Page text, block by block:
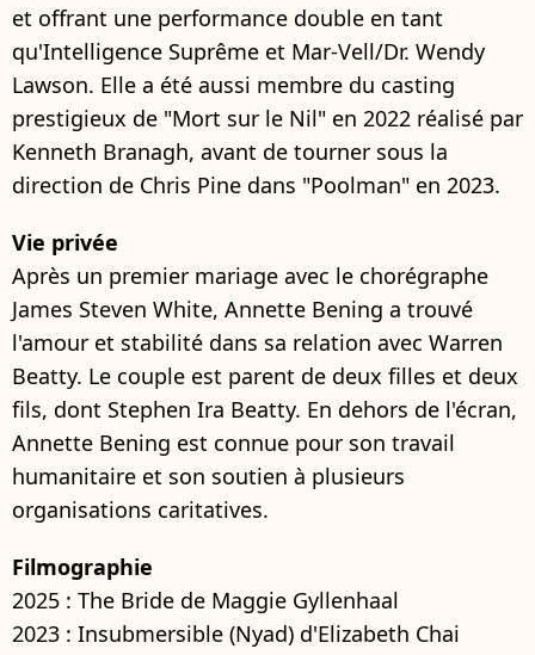
et offrant une performance double en tant
qu'Intelligence Suprême et Mar-Vell/Dr. Wendy
Lawson. Elle a été aussi membre du casting
prestigieux de "Mort sur le Nil" en 2022 réalisé par
Kenneth Branagh, avant de tourner sous la
direction de Chris Pine dans "Poolman" en 2023.
Vie privée
Après un premier mariage avec le chorégraphe
James Steven White, Annette Bening a trouvé
l'amour et stabilité dans sa relation avec Warren
Beatty. Le couple est parent de deux filles et deux
fils, dont Stephen Ira Beatty. En dehors de l'écran,
Annette Bening est connue pour son travail
humanitaire et son soutien à plusieurs
organisations caritatives.
Filmographie
2025 : The Bride de Maggie Gyllenhaal
2023 : Insubmersible (Nyad) d'Elizabeth Chai